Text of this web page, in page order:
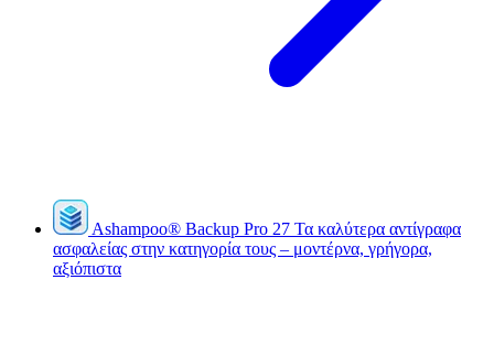
Ashampoo® Backup Pro 27 Τα καλύτερα αντίγραφα
ασφαλείας στην κατηγορία τους – μοντέρνα, γρήγορα,
αξιόπιστα